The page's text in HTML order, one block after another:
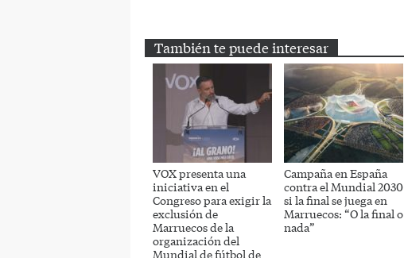
También te puede interesar
VOX presenta una
iniciativa en el
Congreso para exigir la
exclusión de
Marruecos de la
organización del
Mundial de fútbol de
Campaña en España
contra el Mundial 2030
si la final se juega en
Marruecos: “O la final o
nada”